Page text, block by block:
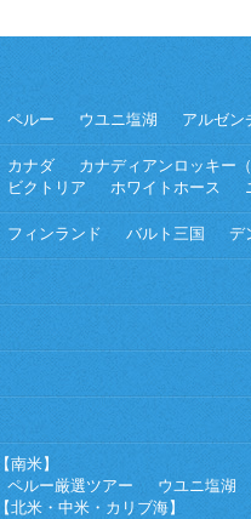
ペルー ウユニ塩湖 アルゼン
カナダ カナディアンロッキー（
ビクトリア
ホワイトホース
フィンランド バルト三国 デ
【南米】
ペルー厳選ツアー
ウユニ塩湖
【北米・中米・カリブ海】